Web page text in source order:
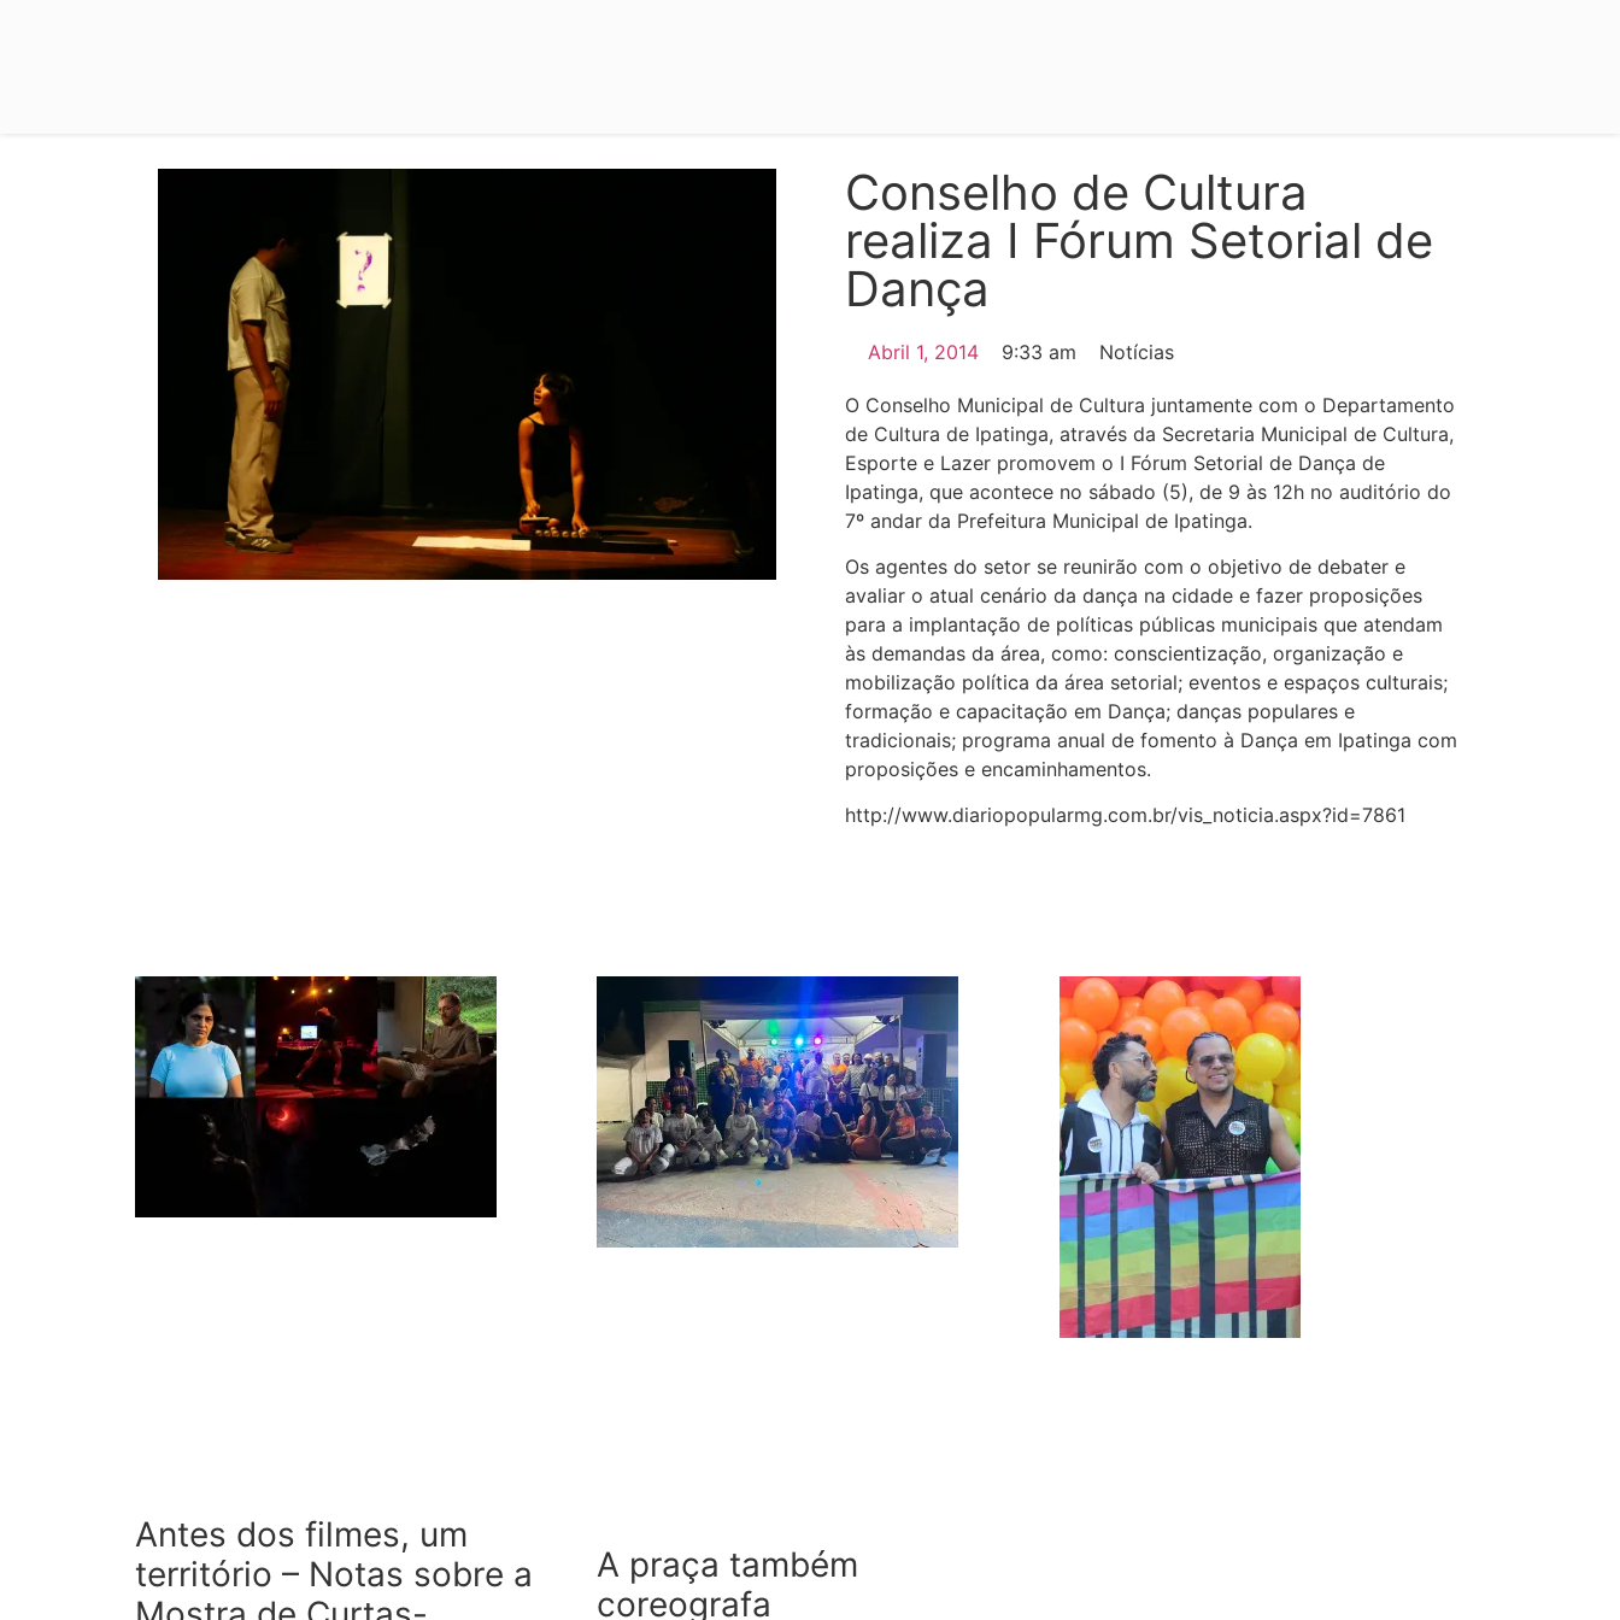
Conselho de Cultura
realiza I Fórum Setorial de
Dança
Abril 1, 2014 9:33 am Notícias
O Conselho Municipal de Cultura juntamente com o Departamento
de Cultura de Ipatinga, através da Secretaria Municipal de Cultura,
Esporte e Lazer promovem o I Fórum Setorial de Dança de
Ipatinga, que acontece no sábado (5), de 9 às 12h no auditório do
7º andar da Prefeitura Municipal de Ipatinga.
Os agentes do setor se reunirão com o objetivo de debater e
avaliar o atual cenário da dança na cidade e fazer proposições
para a implantação de políticas públicas municipais que atendam
às demandas da área, como: conscientização, organização e
mobilização política da área setorial; eventos e espaços culturais;
formação e capacitação em Dança; danças populares e
tradicionais; programa anual de fomento à Dança em Ipatinga com
proposições e encaminhamentos.
http://www.diariopopularmg.com.br/vis_noticia.aspx?id=7861
Antes dos filmes, um
território – Notas sobre a
A praça também
coreografa